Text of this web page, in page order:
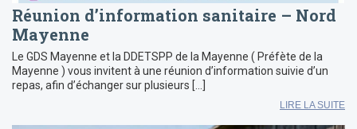
Réunion d’information sanitaire – Nord
Mayenne
Le GDS Mayenne et la DDETSPP de la Mayenne ( Préfète de la
Mayenne ) vous invitent à une réunion d’information suivie d’un
repas, afin d’échanger sur plusieurs […]
LIRE LA SUITE